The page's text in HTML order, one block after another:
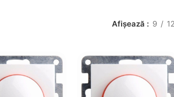
Afișează 9 12